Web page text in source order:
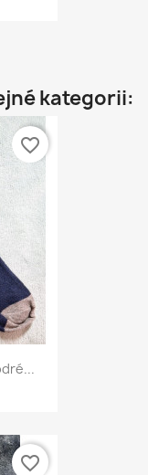
kategorii:
favorite_border
favorite_border